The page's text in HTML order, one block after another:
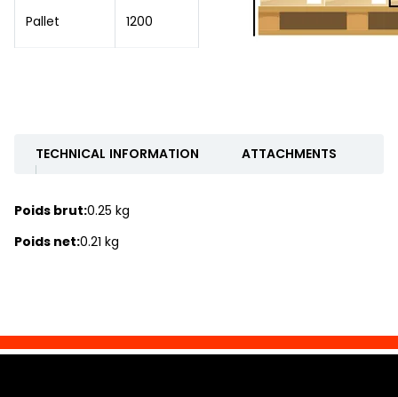
Pallet 1200
TECHNICAL INFORMATION ATTACHMENTS
Poids brut:0.25 kg
Poids net:0.21 kg